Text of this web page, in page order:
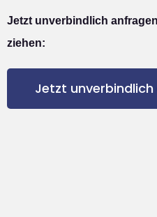
Jetzt unverbindlich
ziehen:
Jetzt